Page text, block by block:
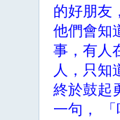
的好朋友
他們會知
事，有人
人，只知
終於鼓起
一句，